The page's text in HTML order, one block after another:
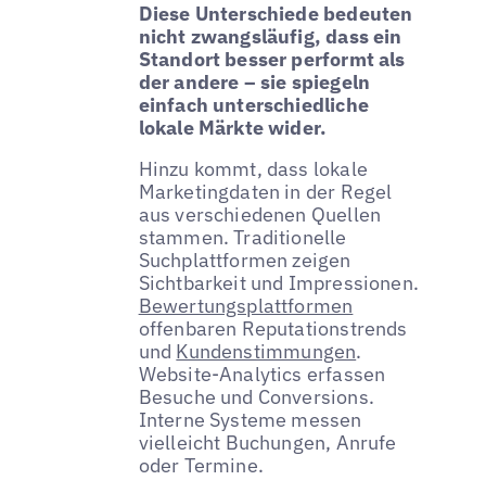
Diese Unterschiede bedeuten
nicht zwangsläufig, dass ein
Standort besser performt als
der andere – sie spiegeln
einfach unterschiedliche
lokale Märkte wider.
Hinzu kommt, dass lokale
Marketingdaten in der Regel
aus verschiedenen Quellen
stammen. Traditionelle
Suchplattformen zeigen
Sichtbarkeit und Impressionen.
Bewertungsplattformen
offenbaren Reputationstrends
und Kundenstimmungen.
Website-Analytics erfassen
Besuche und Conversions.
Interne Systeme messen
vielleicht Buchungen, Anrufe
oder Termine.